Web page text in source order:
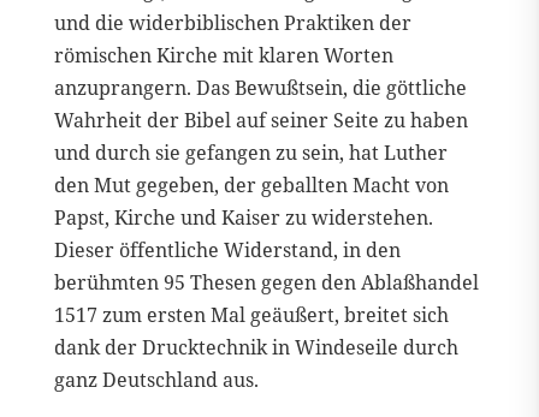
und die widerbiblischen Praktiken der
römischen Kirche mit klaren Worten
anzuprangern. Das Bewußtsein, die göttliche
Wahrheit der Bibel auf seiner Seite zu haben
und durch sie gefangen zu sein, hat Luther
den Mut gegeben, der geballten Macht von
Papst, Kirche und Kaiser zu widerstehen.
Dieser öffentliche Widerstand, in den
berühmten 95 Thesen gegen den Ablaßhandel
1517 zum ersten Mal geäußert, breitet sich
dank der Drucktechnik in Windeseile durch
ganz Deutschland aus.